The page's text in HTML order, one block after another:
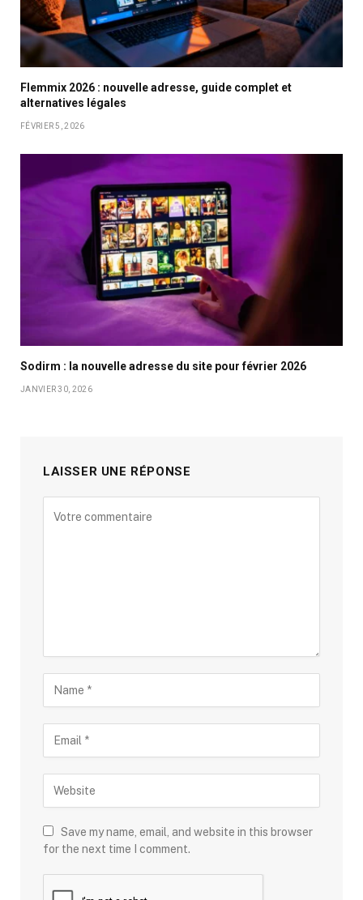
Flemmix 2026 : nouvelle adresse, guide complet et
alternatives légales
FÉVRIER 5, 2026
Sodirm : la nouvelle adresse du site pour février 2026
JANVIER 30, 2026
LAISSER UNE RÉPONSE
Save my name, email, and website in this browser
for the next time I comment.